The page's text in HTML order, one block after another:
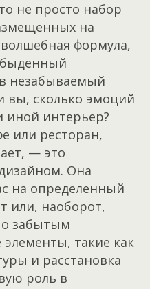
не просто набор
на
формула,
незабываемый
вы, сколько эмоций
иной интерьер?
или ресторан,
— это
Она
на определенный
или, наоборот,
забытым
такие как
и расстановка
роль в